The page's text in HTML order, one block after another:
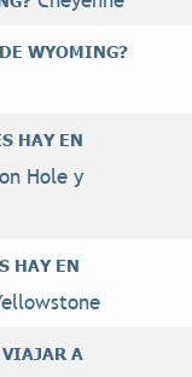
WYOMING?
HAY EN
Hole y
HAY EN
VIAJAR A